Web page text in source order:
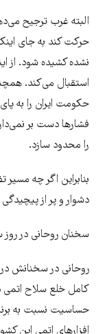
البته غرب ترجیح
حرکت کند به جای
نشده کشیده شود. از
استقبال می‌کند.
حکومت ایران را به
فشار‌ها دست بر
را محدود سازد.
بنابراین اگر چه
دشوار و پر از
سخنان روحانی در
روحانی در سخنانش
کامل خلع سلاح اتمی
حساسیت نسبت به